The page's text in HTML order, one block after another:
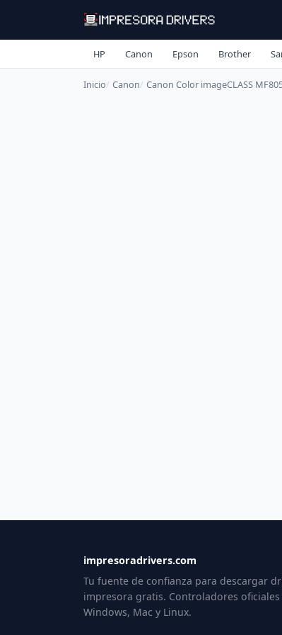
HP Canon Epson Brother
Inicio Canon Canon Color imageCLASS
impresoradrivers.com
Tu fuente de confianza para descargar
impresora gratis. Controladores oficiales
Windows, Mac y Linux.